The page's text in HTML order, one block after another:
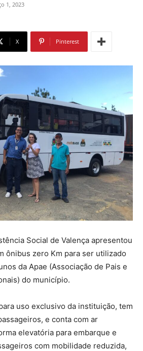
1, 2023
X Pinterest
Social de Valença apresentou
ônibus zero Km para ser utilizado
da Apae (Associação de Pais e
do município.
uso exclusivo da instituição, tem
e conta com ar
elevatória para embarque e
com mobilidade reduzida,